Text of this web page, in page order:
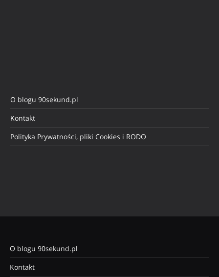
O blogu 90sekund.pl
Kontakt
Polityka Prywatności, pliki Cookies i RODO
O blogu 90sekund.pl
Kontakt